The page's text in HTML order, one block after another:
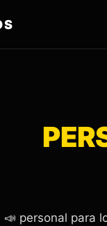
📣 personal para